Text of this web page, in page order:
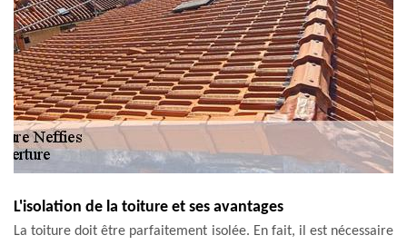
L'isolation de la toiture et ses avantages
La toiture doit être parfaitement isolée. En fait, il est nécessaire